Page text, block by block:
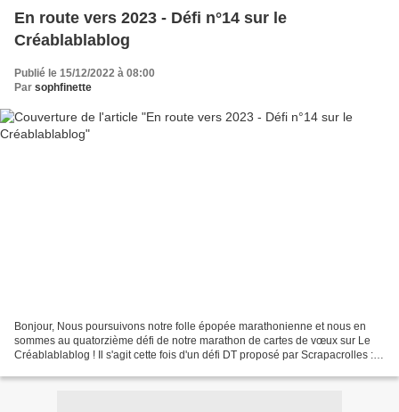
En route vers 2023 - Défi n°14 sur le
Créablablablog
Publié le 15/12/2022 à 08:00
Par sophfinette
Bonjour, Nous poursuivons notre folle épopée marathonienne et nous en
sommes au quatorzième défi de notre marathon de cartes de vœux sur Le
Créablablablog ! Il s'agit cette fois d'un défi DT proposé par Scrapacrolles :